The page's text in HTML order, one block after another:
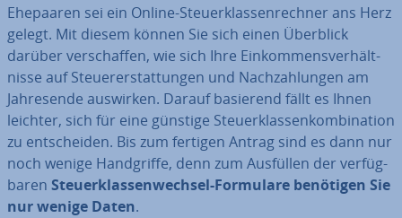
Ehepaaren sei ein Online-Steu­er­klas­sen­rech­ner ans Herz
gelegt. Mit diesem können Sie sich einen Überblick
darüber ver­schaf­fen, wie sich Ihre Ein­kom­mens­ver­hält­
nis­se auf Steu­er­erstat­tun­gen und Nach­zah­lun­gen am
Jah­res­en­de auswirken. Darauf basierend fällt es Ihnen
leichter, sich für eine günstige Steu­er­klas­sen­kom­bi­na­ti­on
zu ent­schei­den. Bis zum fertigen Antrag sind es dann nur
noch wenige Hand­grif­fe, denn zum Ausfüllen der ver­füg­
ba­ren Steu­er­klas­sen­wech­sel-Formulare benötigen Sie
nur wenige Daten.